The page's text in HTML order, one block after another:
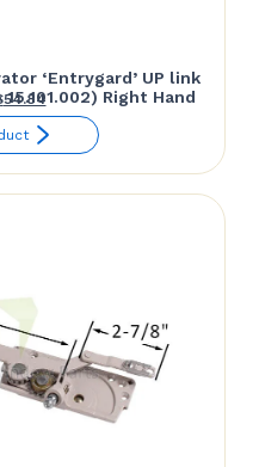
‘Entrygard’ UP link
Right Hand
:
54.84Le
prix
est :